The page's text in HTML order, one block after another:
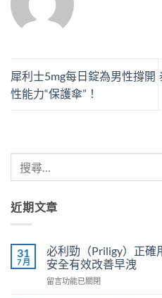
犀利士5mg每日錠為男性撐開
性能力“保護傘”！
近期文章
31
7 月
必利勁（Priligy）正確
安全有效改善早洩
在
留言功能已關閉